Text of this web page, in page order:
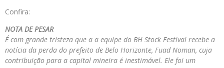
Confira:
NOTA DE PESAR
É com grande tristeza que a a equipe do BH Stock Festival recebe a
notícia da perda do prefeito de Belo Horizonte, Fuad Noman, cuja
contribuição para a capital mineira é inestimável. Ele foi um